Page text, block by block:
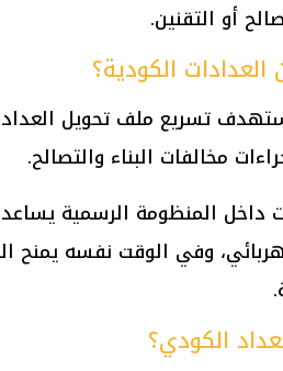
أو التقنين.
الكودية؟
تسريع ملف تحويل
مخالفات البناء والتصالح.
داخل المنظومة الرسمية
وفي الوقت نفسه يمنح
الكودي؟